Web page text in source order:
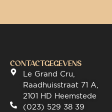
CONTACTGEGEVENS
Le Grand Cru,
Raadhuisstraat 71 A,
2101 HD Heemstede
(023) 529 38 39